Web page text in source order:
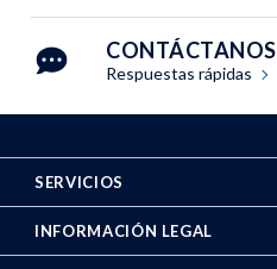
CONTÁCTANOS
Respuestas rápidas
SERVICIOS
INFORMACIÓN LEGAL